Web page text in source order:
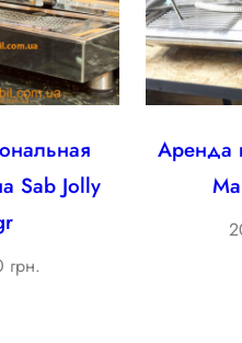
Sab Jolly
грн.
Аренда